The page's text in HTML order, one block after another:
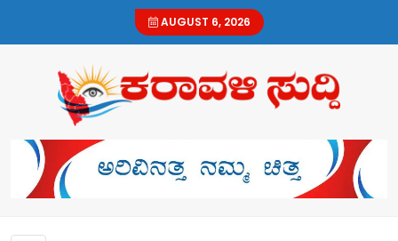
AUGUST 6, 2026